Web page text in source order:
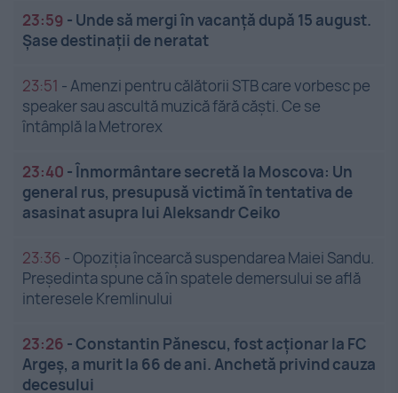
23:59 - Unde să mergi în vacanță după 15 august.
Șase destinații de neratat
23:51 -Amenzi pentru călătorii STB care vorbesc pe
speaker sau ascultă muzică fără căști. Ce se
întâmplă la Metrorex
23:40 -Înmormântare secretă la Moscova: Un
general rus, presupusă victimă în tentativa de
asasinat asupra lui Aleksandr Ceiko
23:36 -Opoziția încearcă suspendarea Maiei Sandu.
Președinta spune că în spatele demersului se află
interesele Kremlinului
23:26 -Constantin Pănescu, fost acționar la FC
Argeș, a murit la 66 de ani. Anchetă privind cauza
decesului